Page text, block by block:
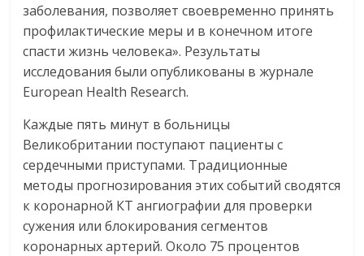
заболевания, позволяет своевременно принять
профилактические меры и в конечном итоге
спасти жизнь человека». Результаты
исследования были опубликованы в журнале
European Health Research.
Каждые пять минут в больницы
Великобритании поступают пациенты с
сердечными приступами. Традиционные
методы прогнозирования этих событий сводятся
к коронарной КТ ангиографии для проверки
сужения или блокирования сегментов
коронарных артерий. Около 75 процентов